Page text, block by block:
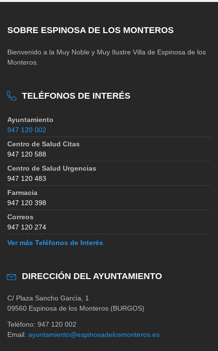
SOBRE ESPINOSA DE LOS MONTEROS
Bienvenido a la Muy Noble y Muy Ilustre Villa de Espinosa de los
Monteros.
TELÉFONOS DE INTERÉS
Ayuntamiento
947 120 002
Centro de Salud Citas
947 120 588
Centro de Salud Urgencias
947 120 483
Farmacia
947 120 398
Correos
947 120 274
Ver más Teléfonos de Interés
DIRECCIÓN DEL AYUNTAMIENTO
C/ Plaza Sancho García, 1
09560 Espinosa de los Monteros (BURGOS)
Teléfono: 947 120 002
Email: ayuntamiento@espinosadelosmonteros.es